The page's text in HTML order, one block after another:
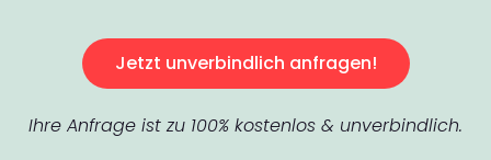
Jetzt unverbindlich anfragen!
Ihre Anfrage ist zu 100% kostenlos & unverbindlich.